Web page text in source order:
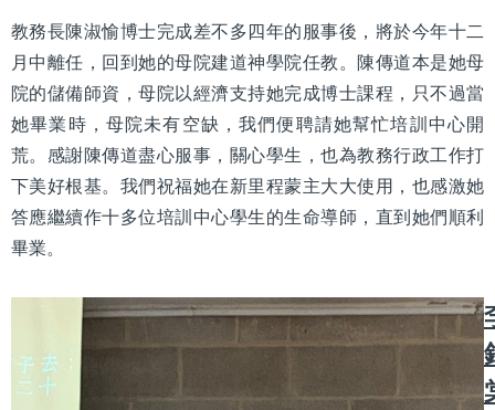
教務長陳淑愉博士完成差不多四年的服事後，將於今年十二
月中離任，回到她的母院建道神學院任教。陳傳道本是她母
院的儲備師資，母院以經濟支持她完成博士課程，只不過當
她畢業時，母院未有空缺，我們便聘請她幫忙培訓中心開
荒。感謝陳傳道盡心服事，關心學生，也為教務行政工作打
下美好根基。我們祝福她在新里程蒙主大大使用，也感激她
答應繼續作十多位培訓中心學生的生命導師，直到她們順利
畢業。